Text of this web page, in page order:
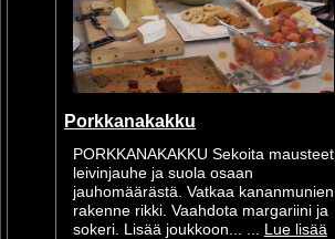
Porkkanakakku
PORKKANAKAKKU Sekoita mausteet,
leivinjauhe ja suola osaan
jauhomäärästä. Vatkaa kananmunien
rakenne rikki. Vaahdota margariini ja
sokeri. Lisää joukkoon... ...
Lue lisää